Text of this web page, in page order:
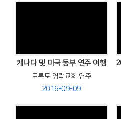
캐나다 및 미국 동부 연주 여행
토론토 영락교회 연주
2016-09-09